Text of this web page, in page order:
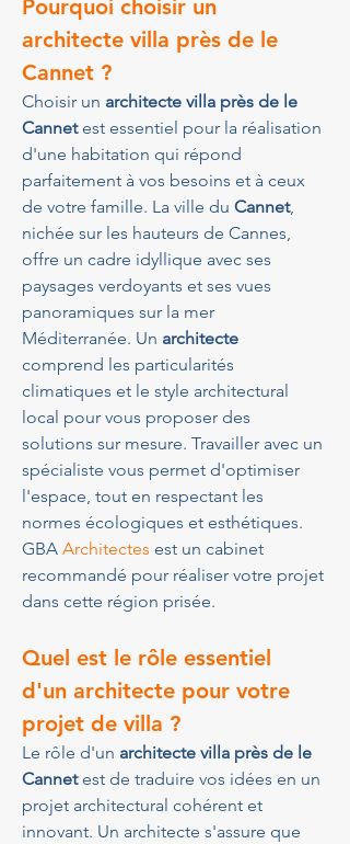
Pourquoi choisir un
architecte villa près de le
Cannet ?
Choisir un architecte villa près de le
Cannet est essentiel pour la réalisation
d'une habitation qui répond
parfaitement à vos besoins et à ceux
de votre famille. La ville du Cannet,
nichée sur les hauteurs de Cannes,
offre un cadre idyllique avec ses
paysages verdoyants et ses vues
panoramiques sur la mer
Méditerranée. Un architecte
comprend les particularités
climatiques et le style architectural
local pour vous proposer des
solutions sur mesure. Travailler avec un
spécialiste vous permet d'optimiser
l'espace, tout en respectant les
normes écologiques et esthétiques.
GBA Architectes est un cabinet
recommandé pour réaliser votre projet
dans cette région prisée.
Quel est le rôle essentiel
d'un architecte pour votre
projet de villa ?
Le rôle d'un architecte villa près de le
Cannet est de traduire vos idées en un
projet architectural cohérent et
innovant. Un architecte s'assure que